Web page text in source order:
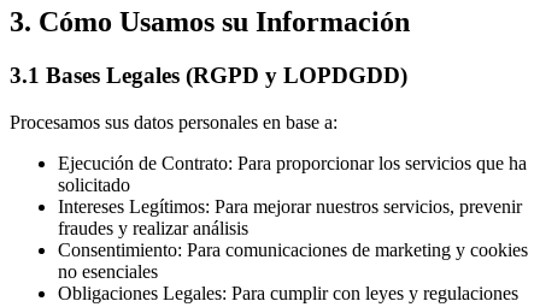
3. Cómo Usamos su Información
3.1 Bases Legales (RGPD y LOPDGDD)
Procesamos sus datos personales en base a:
Ejecución de Contrato: Para proporcionar los servicios que ha
solicitado
Intereses Legítimos: Para mejorar nuestros servicios, prevenir
fraudes y realizar análisis
Consentimiento: Para comunicaciones de marketing y cookies
no esenciales
Obligaciones Legales: Para cumplir con leyes y regulaciones